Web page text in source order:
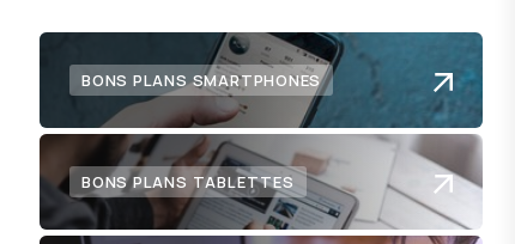
BONS PLANS SMARTPHONES
BONS PLANS TABLETTES